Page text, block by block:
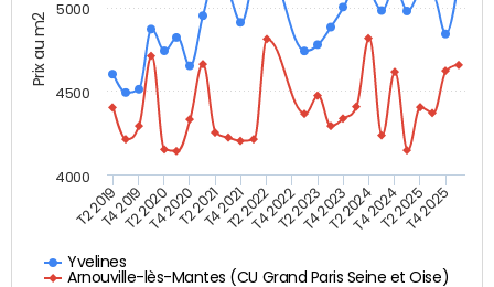
Prix au m2
Yvelines
Arnouville-lès-Mantes (CU Grand Paris Seine et Oise)
T2 2019T4 2019T2 2020T4 2020T2 2021T4 2021T2 2022T4 2022T2 2023T4 2023T2 2024T4 2024T2 2025T4 2025
4000
4500
5000